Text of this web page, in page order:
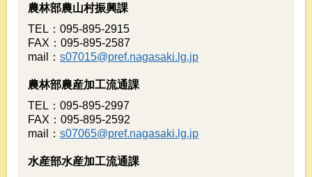
農林部農山村振興課
TEL：095-895-2915
FAX：095-895-2587
mail： s07015@pref.nagasaki.lg.jp
農林部農産加工流通課
TEL：095-895-2997
FAX：095-895-2592
mail： s07065@pref.nagasaki.lg.jp
水産部水産加工流通課